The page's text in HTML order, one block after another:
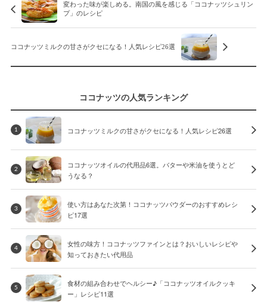
変わった味が楽しめる。南国の風を感じる「ココナッツシュリン
プ」のレシピ
ココナッツミルクの甘さがクセになる！人気レシピ26選
ココナッツの人気ランキング
1 ココナッツミルクの甘さがクセになる！人気レシピ26選
2
ココナッツオイルの代用品6選。バターや米油を使うとど
うなる？
3
使い方はあなた次第！ココナッツパウダーのおすすめレシ
ピ17選
4
女性の味方！ココナッツファインとは？おいしいレシピや
知っておきたい代用品
5
食材の組み合わせでヘルシー♪「ココナッツオイルクッキ
ー」レシピ11選